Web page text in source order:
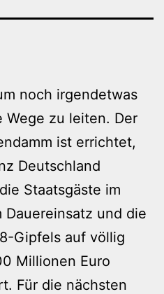
noch irgendetwas
Wege zu leiten. Der
ist errichtet,
Deutschland
Staatsgäste im
Dauereinsatz und die
Gipfels auf völlig
Millionen Euro
Für die nächsten